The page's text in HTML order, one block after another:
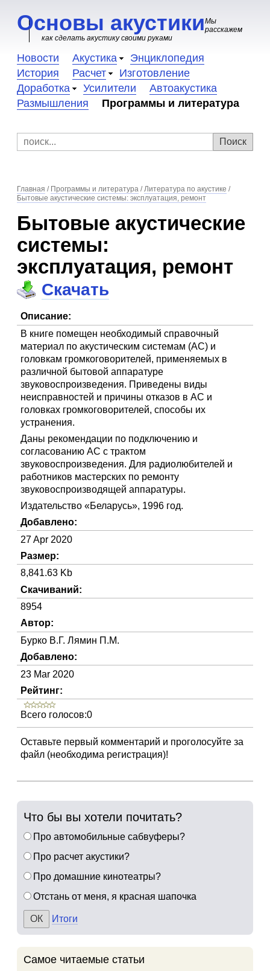
Основы акустикиМы
расскажем
как сделать акустику своими руками
Новости Акустика
Энциклопедия
История
Расчет
Изготовление
Доработка
Усилители
Автоакустика
Размышления
Программы и литература
Главная / Программы и литература / Литература по акустике /
Бытовые акустические системы: эксплуатация, ремонт
Бытовые акустические
системы:
эксплуатация, ремонт
Скачать
Описание:
В книге помещен необходимый справочный
материал по акустическим системам (АС) и
головкам громкоговорителей, применяемых в
различной бытовой аппаратуре
звуковоспроизведения. Приведены виды
неисправностей и причины отказов в АС и
головках громкоговорителей, способы их
устранения.
Даны рекомендации по подключению и
согласованию АС с трактом
звуковоспроизведения. Для радиолюбителей и
работников мастерских по ремонту
звуковоспроизводящей аппаратуры.
Издательство «Беларусь», 1996 год.
Добавлено:
27 Apr 2020
Размер:
8,841.63 Kb
Скачиваний:
8954
Автор:
Бурко В.Г. Лямин П.М.
Добавлено:
23 Mar 2020
Рейтинг:
Всего голосов:0
Оставьте первый комментарий и проголосуйте за
файл (необходима регистрация)!
Что бы вы хотели почитать?
Про автомобильные сабвуферы?
Про расчет акустики?
Про домашние кинотеатры?
Отстань от меня, я красная шапочка
Итоги
Самое читаемые статьи